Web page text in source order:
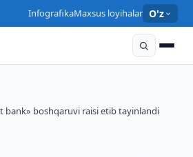
InfografikaMaxsus loyihalar O'z
bank» boshqaruvi raisi etib tayinlandi